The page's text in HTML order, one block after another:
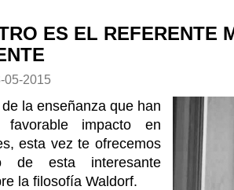
ES EL REFERENTE
05-2015
la enseñanza que han
favorable impacto en
esta vez te ofrecemos
de esta interesante
la filosofía Waldorf.